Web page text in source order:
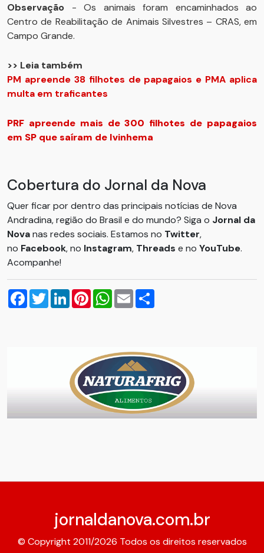
Observação - Os animais foram encaminhados ao
Centro de Reabilitação de Animais Silvestres – CRAS, em
Campo Grande.
>> Leia também
PM apreende 38 filhotes de papagaios e PMA aplica
multa em traficantes
PRF apreende mais de 300 filhotes de papagaios
em SP que saíram de Ivinhema
Cobertura do Jornal da Nova
Quer ficar por dentro das principais notícias de Nova
Andradina, região do Brasil e do mundo? Siga o Jornal da
Novanas redes sociais. Estamos no Twitter,
no Facebook, no Instagram, Threads e no YouTube.
Acompanhe!
Facebook
TwitterLinkedInPinterestWhatsApp
Email
jornaldanova.com.br
© Copyright 2011/2026 Todos os direitos reservados